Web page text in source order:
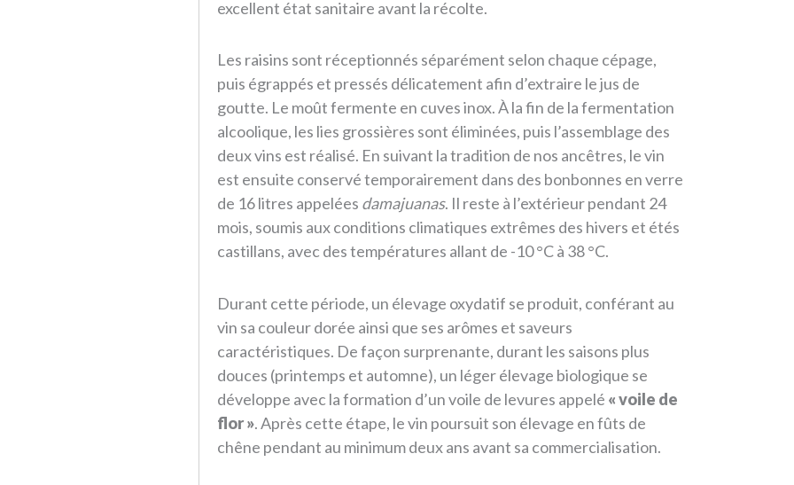
excellent état sanitaire avant la récolte.
Les raisins sont réceptionnés séparément selon chaque cépage,
puis égrappés et pressés délicatement afin d’extraire le jus de
goutte. Le moût fermente en cuves inox. À la fin de la fermentation
alcoolique, les lies grossières sont éliminées, puis l’assemblage des
deux vins est réalisé. En suivant la tradition de nos ancêtres, le vin
est ensuite conservé temporairement dans des bonbonnes en verre
de 16 litres appelées damajuanas. Il reste à l’extérieur pendant 24
mois, soumis aux conditions climatiques extrêmes des hivers et étés
castillans, avec des températures allant de -10 °C à 38 °C.
Durant cette période, un élevage oxydatif se produit, conférant au
vin sa couleur dorée ainsi que ses arômes et saveurs
caractéristiques. De façon surprenante, durant les saisons plus
douces (printemps et automne), un léger élevage biologique se
développe avec la formation d’un voile de levures appelé « voile de
flor ». Après cette étape, le vin poursuit son élevage en fûts de
chêne pendant au minimum deux ans avant sa commercialisation.